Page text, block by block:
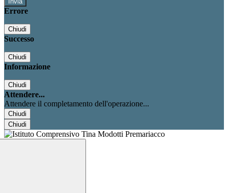
Errore
Chiudi
Successo
Chiudi
Informazione
Chiudi
Attendere...
Attendere il completamento dell'operazione...
Chiudi
Chiudi